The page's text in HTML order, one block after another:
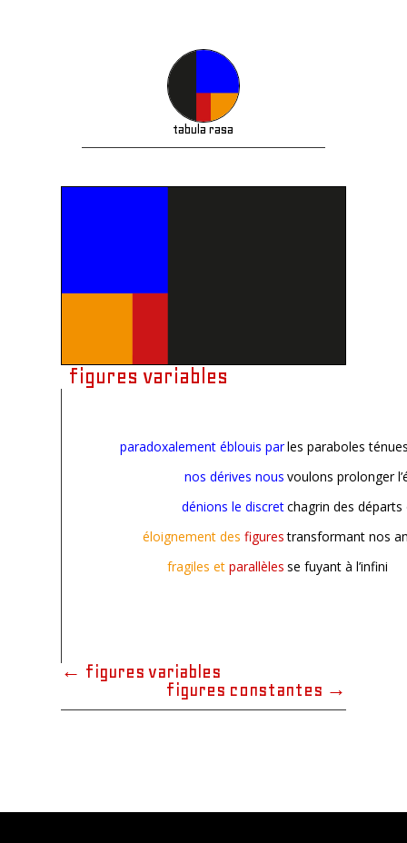
tabula rasa
figures variables
paradoxalement éblouis par
nos dérives nous
dénions le discret
éloignement desfigures
fragiles etparallèles
les paraboles
voulons prolonger
chagrin des
transformant nos
se fuyant à l’infini
← figures variables
figures constantes →